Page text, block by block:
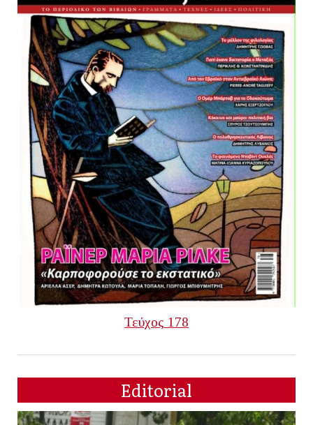
Τεύχος 178
Editorial